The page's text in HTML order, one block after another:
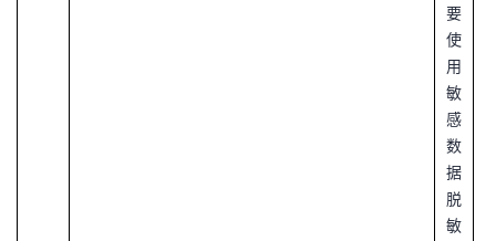
要
使
用
敏
感
数
据
脱
敏